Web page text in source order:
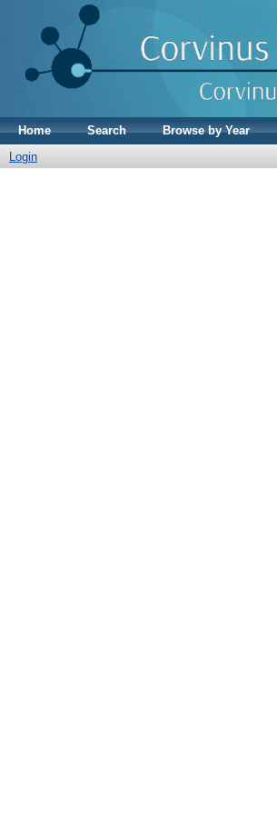
Home Search Browse by Year
Login